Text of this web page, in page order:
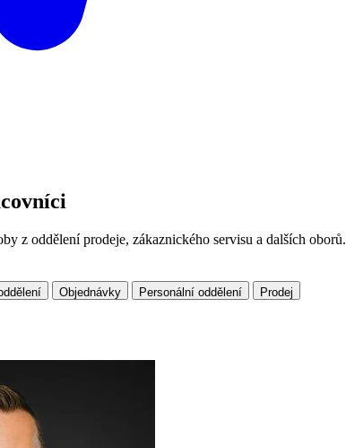
z oddělení prodeje, zákaznického servisu a dalších oborů.
Objednávky Personální oddělení Prodej